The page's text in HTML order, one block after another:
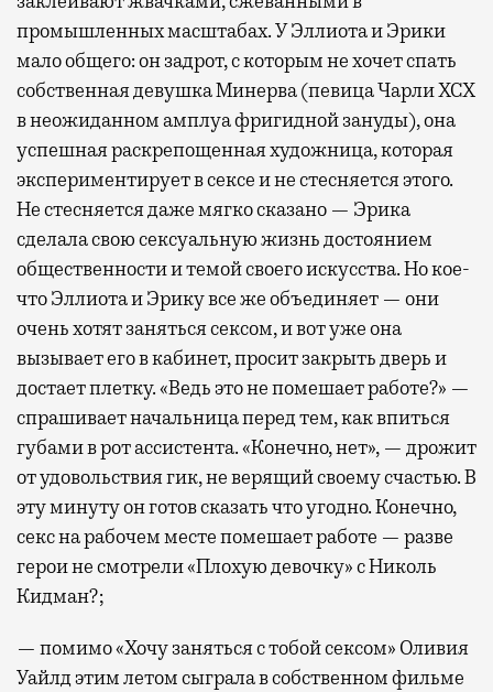
промышленных масштабах. У Эллиота и Эрики
мало общего: он задрот, с которым не хочет спать
собственная девушка Минерва (певица Чарли XCX
в неожиданном амплуа фригидной зануды), она
успешная раскрепощенная художница, которая
экспериментирует в сексе и не стесняется этого.
Не стесняется даже мягко сказано — Эрика
сделала свою сексуальную жизнь достоянием
общественности и темой своего искусства. Но кое-
что Эллиота и Эрику все же объединяет — они
очень хотят заняться сексом, и вот уже она
вызывает его в кабинет, просит закрыть дверь и
достает плетку. «Ведь это не помешает работе?» —
спрашивает начальница перед тем, как впиться
губами в рот ассистента. «Конечно, нет», — дрожит
от удовольствия гик, не верящий своему счастью. В
эту минуту он готов сказать что угодно. Конечно,
секс на рабочем месте помешает работе — разве
герои не смотрели «Плохую девочку» с Николь
Кидман?;
— помимо «Хочу заняться с тобой сексом» Оливия
Уайлд этим летом сыграла в собственном фильме